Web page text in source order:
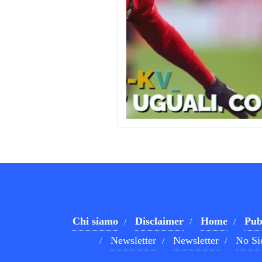
Chi siamo Disclaimer Home
Newsletter
Newsletter No